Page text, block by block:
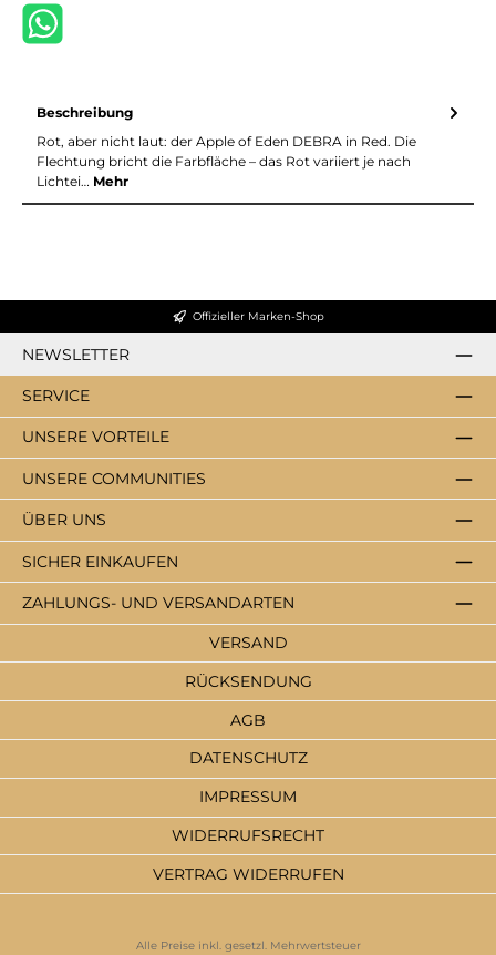
Beschreibung
Rot, aber nicht laut: der Apple of Eden DEBRA in Red. Die
Flechtung bricht die Farbfläche – das Rot variiert je nach
Lichtei… Mehr
Offizieller Marken-Shop
NEWSLETTER
SERVICE
ZAHLUNGS- UND VERSANDARTEN
ÜBER UNS
SICHER EINKAUFEN
UNSERE VORTEILE
UNSERE COMMUNITIES
VERSAND
RÜCKSENDUNG
AGB
DATENSCHUTZ
IMPRESSUM
WIDERRUFSRECHT
VERTRAG WIDERRUFEN
Alle Preise inkl. gesetzl. Mehrwertsteuer